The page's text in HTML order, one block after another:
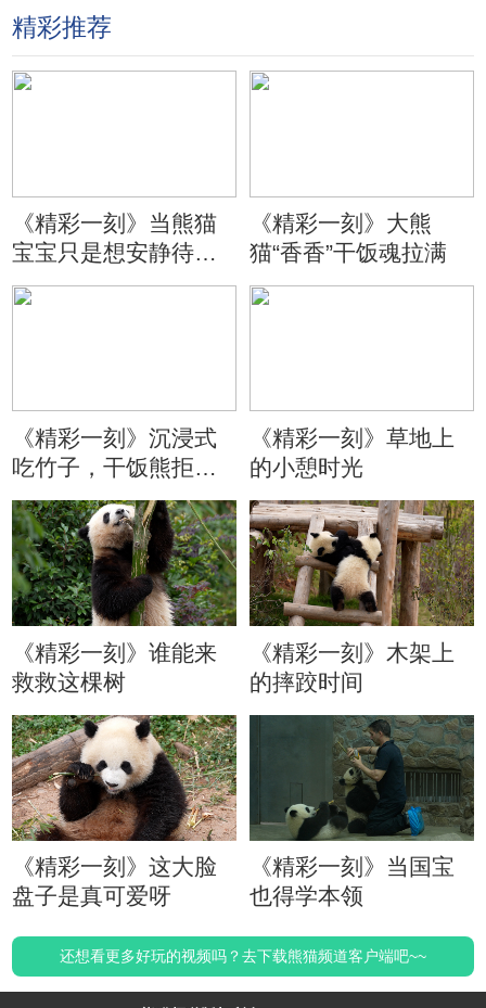
精彩推荐
《精彩一刻》当熊猫
宝宝只是想安静待会
儿
《精彩一刻》大熊
猫“香香”干饭魂拉满
《精彩一刻》沉浸式
吃竹子，干饭熊拒绝
分心
《精彩一刻》草地上
的小憩时光
《精彩一刻》谁能来
救救这棵树
《精彩一刻》木架上
的摔跤时间
《精彩一刻》这大脸
盘子是真可爱呀
《精彩一刻》当国宝
也得学本领
还想看更多好玩的视频吗？去下载熊猫频道客户端吧~~